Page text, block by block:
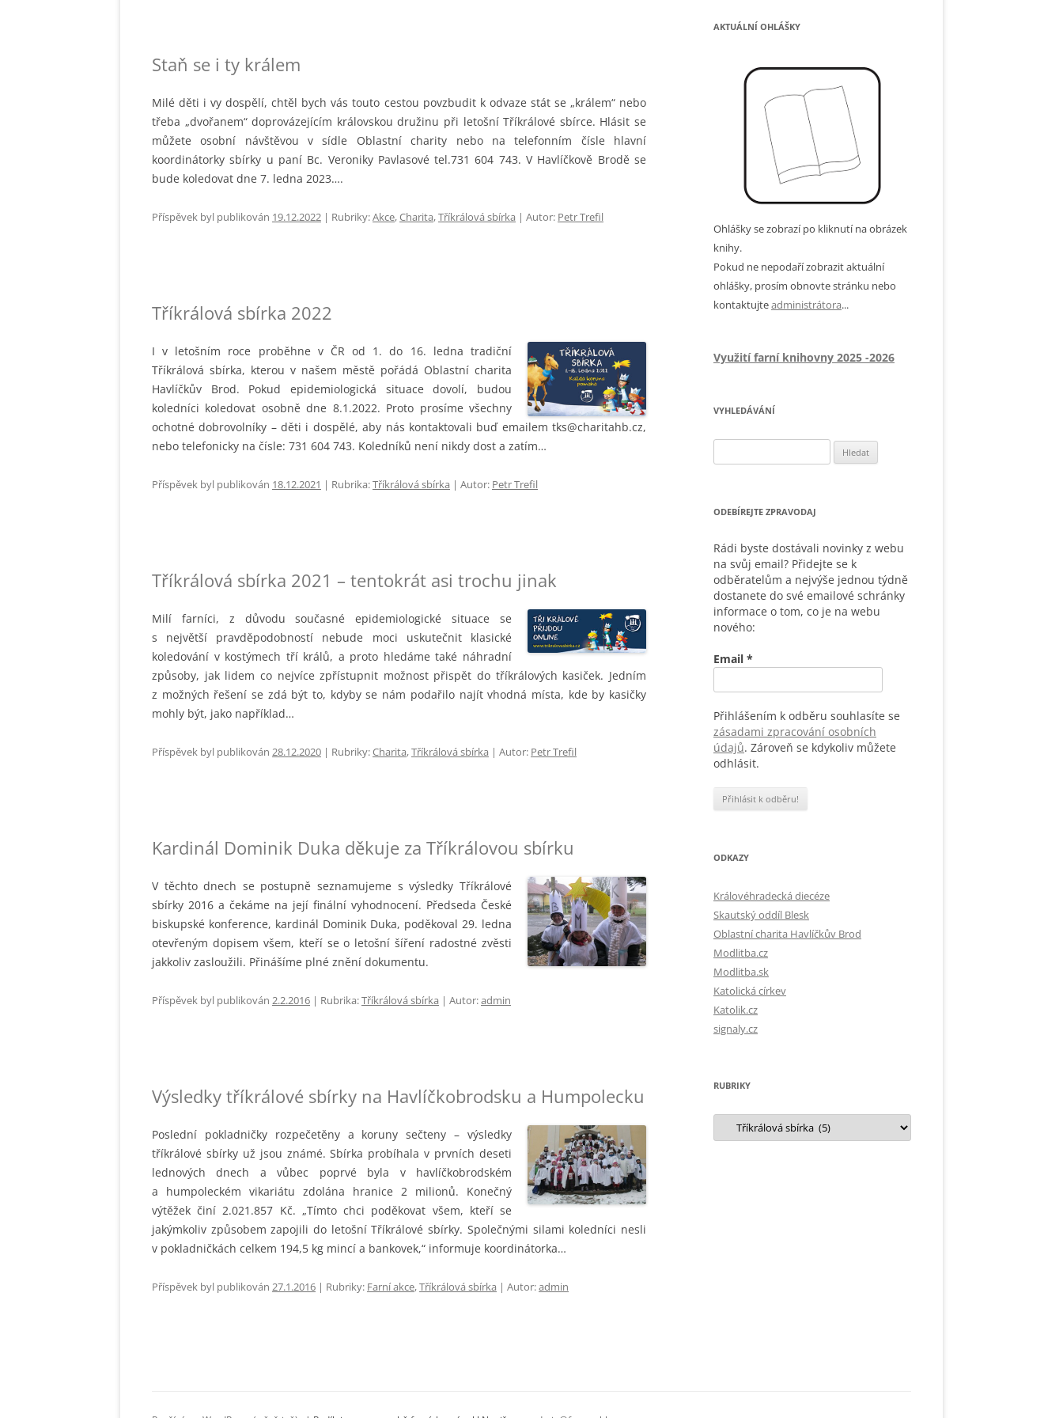
MODLITBY OTCŮ
VARHANÍCI
Staň se i ty králem
Milé děti i vy dospělí, chtěl bych vás touto cestou povzbudit k odvaze stát se „králem“ nebo
třeba „dvořanem“ doprovázejícím královskou družinu při letošní Tříkrálové sbírce. Hlásit se
můžete osobní návštěvou v sídle Oblastní charity nebo na telefonním čísle hlavní
koordinátorky sbírky u paní Bc. Veroniky Pavlasové tel.731 604 743. V Havlíčkově Brodě se
bude koledovat dne 7. ledna 2023….
Příspěvek byl publikován 19.12.2022 | Rubriky:Akce,Charita,Tříkrálová sbírka | Autor: Petr Trefil
Tříkrálová sbírka 2022
I v letošním roce proběhne v ČR od 1. do 16. ledna tradiční
Tříkrálová sbírka, kterou v našem městě pořádá Oblastní charita
Havlíčkův Brod. Pokud epidemiologická situace dovolí, budou
koledníci koledovat osobně dne 8.1.2022. Proto prosíme všechny
ochotné dobrovolníky – děti i dospělé, aby nás kontaktovali buď emailem tks@charitahb.cz,
nebo telefonicky na čísle: 731 604 743. Koledníků není nikdy dost a zatím…
Příspěvek byl publikován 18.12.2021 | Rubrika:Tříkrálová sbírka | Autor: Petr Trefil
Tříkrálová sbírka 2021 – tentokrát asi trochu jinak
Milí farníci, z důvodu současné epidemiologické situace se
s největší pravděpodobností nebude moci uskutečnit klasické
koledování v kostýmech tří králů, a proto hledáme také náhradní
způsoby, jak lidem co nejvíce zpřístupnit možnost přispět do tříkrálových kasiček. Jedním
z možných řešení se zdá být to, kdyby se nám podařilo najít vhodná místa, kde by kasičky
mohly být, jako například…
Příspěvek byl publikován 28.12.2020 | Rubriky:Charita,Tříkrálová sbírka | Autor: Petr Trefil
Kardinál Dominik Duka děkuje za Tříkrálovou sbírku
V těchto dnech se postupně seznamujeme s výsledky Tříkrálové
sbírky 2016 a čekáme na její finální vyhodnocení. Předseda České
biskupské konference, kardinál Dominik Duka, poděkoval 29. ledna
otevřeným dopisem všem, kteří se o letošní šíření radostné zvěsti
jakkoliv zasloužili. Přinášíme plné znění dokumentu.
Příspěvek byl publikován 2.2.2016 | Rubrika:Tříkrálová sbírka | Autor:admin
Výsledky tříkrálové sbírky na Havlíčkobrodsku a Humpolecku
Poslední pokladničky rozpečetěny a koruny sečteny – výsledky
tříkrálové sbírky už jsou známé. Sbírka probíhala v prvních deseti
lednových dnech a vůbec poprvé byla v havlíčkobrodském
a humpoleckém vikariátu zdolána hranice 2 milionů. Konečný
výtěžek činí 2.021.857 Kč. „Tímto chci poděkovat všem, kteří se
jakýmkoliv způsobem zapojili do letošní Tříkrálové sbírky. Společnými silami koledníci nesli
v pokladničkách celkem 194,5 kg mincí a bankovek,“ informuje koordinátorka…
Příspěvek byl publikován 27.1.2016 | Rubriky: Farní akce,Tříkrálová sbírka | Autor:admin
AKTUÁLNÍ OHLÁŠKY
Ohlášky se zobrazí po kliknutí na obrázek
knihy.
Pokud ne nepodaří zobrazit aktuální
ohlášky, prosím obnovte stránku nebo
kontaktujteadministrátora...
Využití farní knihovny 2025 -2026
VYHLEDÁVÁNÍ
ODEBÍREJTE ZPRAVODAJ
Rádi byste dostávali novinky z webu
na svůj email? Přidejte se k
odběratelům a nejvýše jednou týdně
dostanete do své emailové schránky
informace o tom, co je na webu
nového:
Email *
Přihlášením k odběru souhlasíte se
zásadami zpracování osobních
údajů. Zároveň se kdykoliv můžete
odhlásit.
ODKAZY
Královéhradecká diecéze
Skautský oddíl Blesk
Oblastní charita Havlíčkův Brod
Modlitba.cz
Modlitba.sk
Katolická církev
Katolik.cz
signaly.cz
RUBRIKY
Rubriky